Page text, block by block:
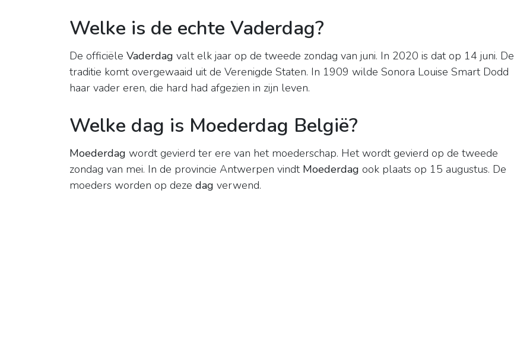
Welke is de echte Vaderdag?
De officiële Vaderdag valt elk jaar op de tweede zondag van juni. In 2020 is dat op 14 juni. De
traditie komt overgewaaid uit de Verenigde Staten. In 1909 wilde Sonora Louise Smart Dodd
haar vader eren, die hard had afgezien in zijn leven.
Welke dag is Moederdag België?
Moederdag wordt gevierd ter ere van het moederschap. Het wordt gevierd op de tweede
zondag van mei. In de provincie Antwerpen vindt Moederdag ook plaats op 15 augustus. De
moeders worden op deze dag verwend.